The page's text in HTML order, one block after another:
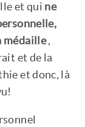
et qui ne
médaille,
et de la
et donc, là